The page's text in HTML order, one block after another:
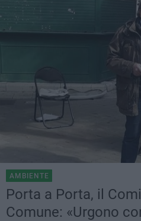
AMBIENTE
Porta a Porta, il
Comune: «Urgono